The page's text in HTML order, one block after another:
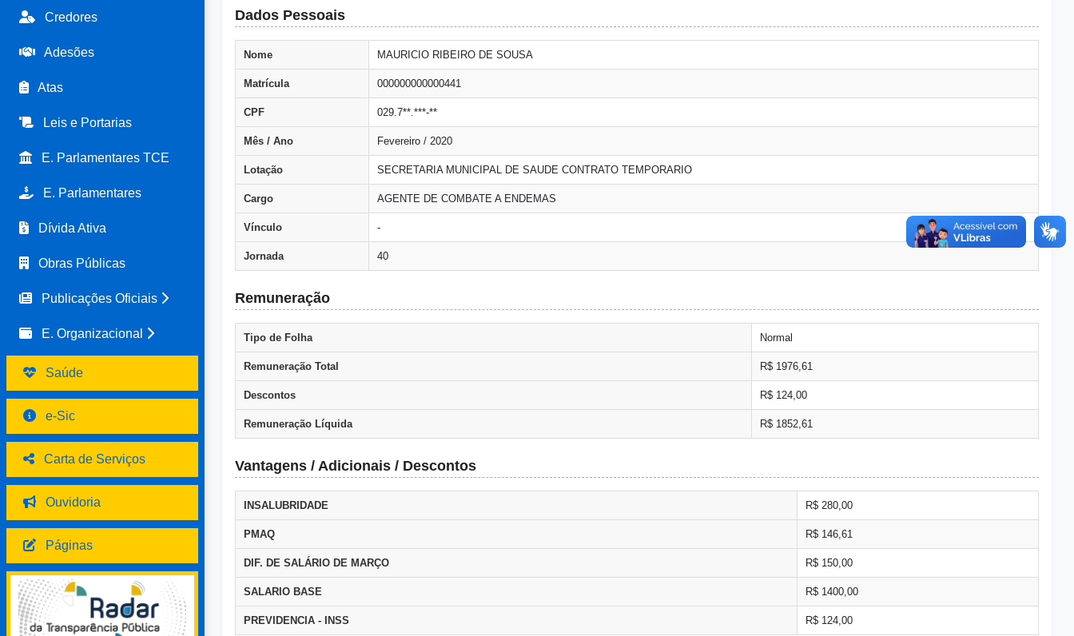
Credores
Adesões
Atas
Leis e Portarias
E. Parlamentares TCE
E. Parlamentares
Dívida Ativa
Obras Públicas
Publicações Oficiais
E. Organizacional
Saúde
e-Sic
Carta de Serviços
Ouvidoria
Páginas
Dados Pessoais
Nome MAURICIO RIBEIRO DE SOUSA
Matrícula 000000000000441
CPF 029.7**.***-**
Mês / Ano Fevereiro / 2020
Lotação SECRETARIA MUNICIPAL DE SAUDE CONTRATO TEMPORARIO
Cargo AGENTE DE COMBATE A ENDEMAS
Vínculo -
Jornada 40
Remuneração
Tipo de Folha Normal
Remuneração Total R$ 1976,61
Descontos R$ 124,00
Remuneração Líquida R$ 1852,61
Vantagens / Adicionais / Descontos
INSALUBRIDADE R$ 280,00
PMAQ R$ 146,61
DIF. DE SALÁRIO DE MARÇO R$ 150,00
SALARIO BASE R$ 1400,00
PREVIDENCIA - INSS R$ 124,00